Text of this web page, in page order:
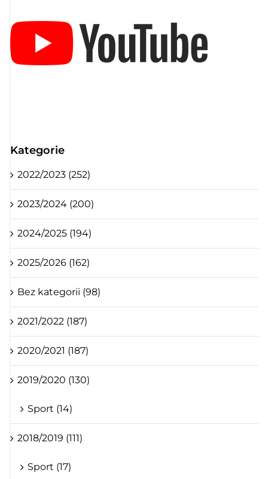
Kategorie
2022/2023 (252)
2023/2024 (200)
2024/2025 (194)
2025/2026 (162)
Bez kategorii (98)
2021/2022 (187)
2020/2021 (187)
2019/2020 (130)
Sport (14)
2018/2019 (111)
Sport (17)